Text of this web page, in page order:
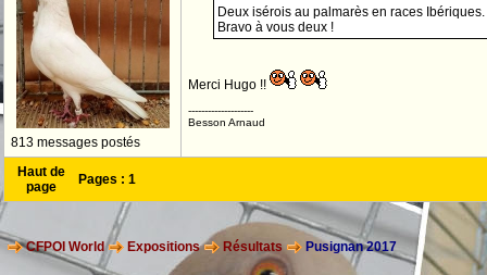
813 messages postés
Deux isérois au palmarès en races Ibériques.
Bravo à vous deux !
Merci Hugo !!
--------------------
Besson Arnaud
Haut de
page
Pages : 1
CFPOI World Expositions Résultats Pusignan 2017